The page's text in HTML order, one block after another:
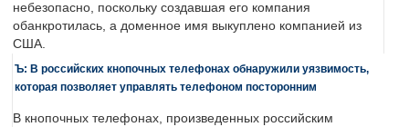
небезопасно, поскольку создавшая его компания
обанкротилась, а доменное имя выкуплено компанией из
США.
Ъ: В российских кнопочных телефонах обнаружили уязвимость,
которая позволяет управлять телефоном посторонним
В кнопочных телефонах, произведенных российским